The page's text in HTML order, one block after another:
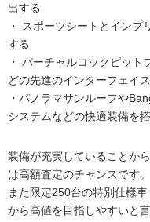
出する
・ スポーツシートとイン
する
・ バーチャルコックピッ
どの先進のインターフェイ
・パノラマサンルーフや
システムなどの快適装備を
装備が充実していることか
は高額査定のチャンスです。
また限定250台の特別仕様
から高値を目指しやすいと